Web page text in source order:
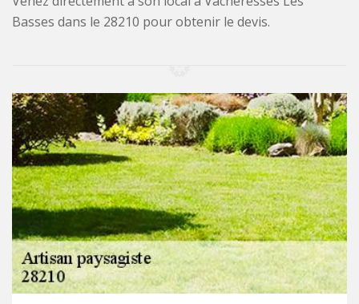
Basses dans le 28210 pour obtenir le devis.